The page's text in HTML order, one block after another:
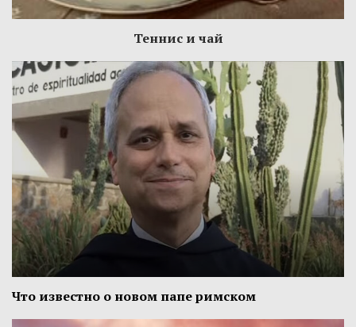
Теннис и чай
Что известно о новом папе римском